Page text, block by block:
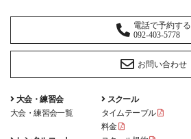
電話で予約する
092-403-5778
お問い合わせ
大会・練習会
大会・練習会一覧
スクール
タイムテーブル
料金